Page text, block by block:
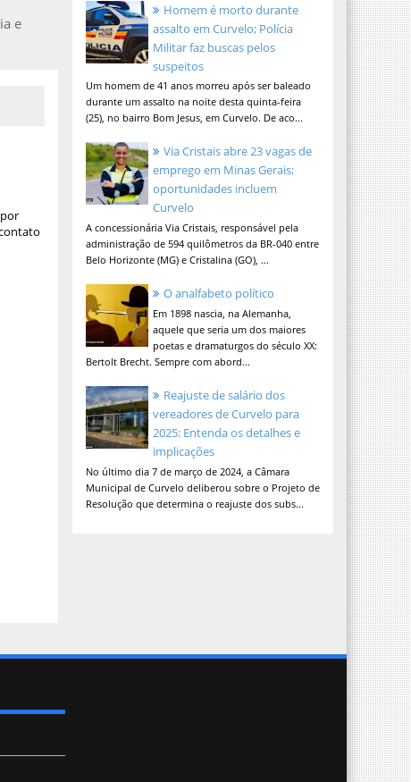
e
Homem é morto durante
assalto em Curvelo; Polícia
Militar faz buscas pelos
suspeitos
Um homem de 41 anos morreu após ser baleado
durante um assalto na noite desta quinta-feira
(25), no bairro Bom Jesus, em Curvelo. De aco...
Via Cristais abre 23 vagas de
emprego em Minas Gerais;
oportunidades incluem
Curvelo
A concessionária Via Cristais, responsável pela
administração de 594 quilômetros da BR-040 entre
Belo Horizonte (MG) e Cristalina (GO), ...
O analfabeto político
Em 1898 nascia, na Alemanha,
aquele que seria um dos maiores
poetas e dramaturgos do século XX:
Bertolt Brecht. Sempre com abord...
Reajuste de salário dos
vereadores de Curvelo para
2025: Entenda os detalhes e
implicações
No último dia 7 de março de 2024, a Câmara
Municipal de Curvelo deliberou sobre o Projeto de
Resolução que determina o reajuste dos subs...